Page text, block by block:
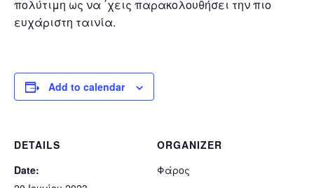
πολύτιμη ως να ΄χεις παρακολουθήσει την πιο
ευχάριστη ταινία.
Add to calendar
DETAILS
Date:
ORGANIZER
Φάρος